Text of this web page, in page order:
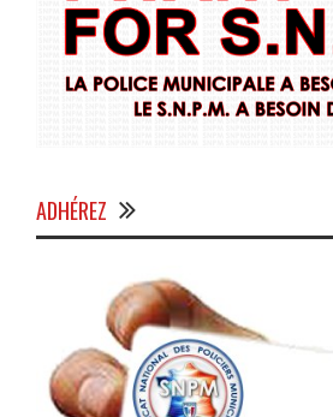
ADHÉREZ